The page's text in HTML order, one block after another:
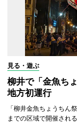
見る・遊ぶ
柳井で「金魚ち
地方初運行
「柳井金魚ちょうちん
までの区域で開催される